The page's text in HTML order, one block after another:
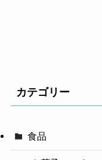
カテゴリー
食品